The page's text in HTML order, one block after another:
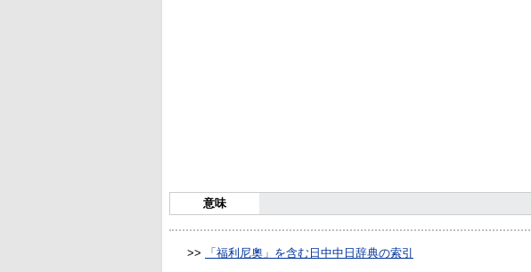
意味
>> 「福利尼奧」を含む日中中日辞典の索引